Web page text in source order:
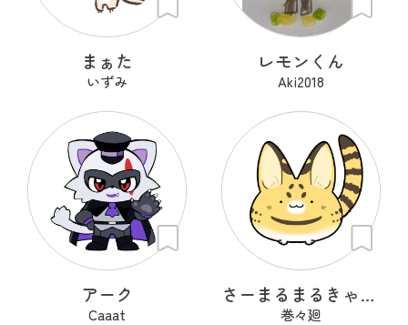
まぁた
いずみ
レモンくん
Aki2018
アーク
Caaat
さーまるまるきゃっと
巻々廻